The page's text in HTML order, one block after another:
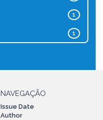
1
1
NAVEGAÇÃO
Issue Date
Author